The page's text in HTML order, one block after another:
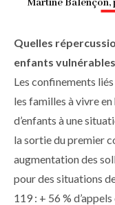
Martine Balençon,
Quelles
enfants
Les confinements
les familles à vivre
d’enfants à une
la sortie du premier
augmentation des
pour des situations
119 : + 56 %